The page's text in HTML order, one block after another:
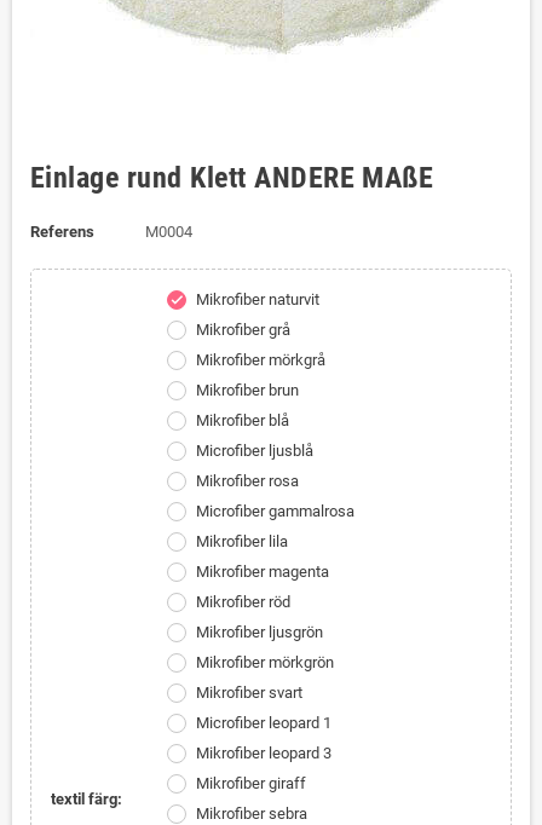
Einlage rund Klett ANDERE MAßE
Referens M0004
textil färg:
check
Mikrofiber naturvit
Mikrofiber grå
Mikrofiber mörkgrå
Mikrofiber brun
Mikrofiber blå
Microfiber ljusblå
Mikrofiber rosa
Microfiber gammalrosa
Mikrofiber lila
Mikrofiber magenta
Mikrofiber röd
Mikrofiber ljusgrön
Mikrofiber mörkgrön
Mikrofiber svart
Microfiber leopard 1
Mikrofiber leopard 3
Mikrofiber giraff
Mikrofiber sebra